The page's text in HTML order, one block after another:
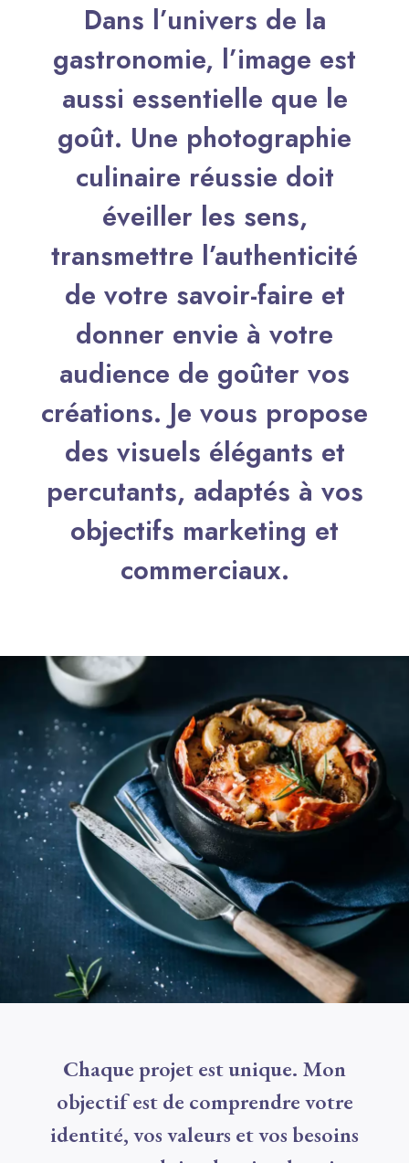
Dans l’univers de la
gastronomie, l’image est
aussi essentielle que le
goût. Une photographie
culinaire réussie doit
éveiller les sens,
transmettre l’authenticité
de votre savoir-faire et
donner envie à votre
audience de goûter vos
créations. Je vous propose
des visuels élégants et
percutants, adaptés à vos
objectifs marketing et
commerciaux.
Chaque projet est unique. Mon
objectif est de comprendre votre
identité, vos valeurs et vos besoins